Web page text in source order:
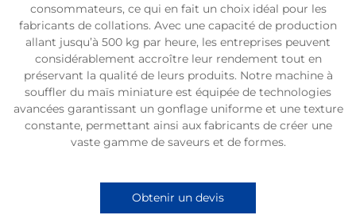
consommateurs, ce qui en fait un choix idéal pour les
fabricants de collations. Avec une capacité de production
allant jusqu’à 500 kg par heure, les entreprises peuvent
considérablement accroître leur rendement tout en
préservant la qualité de leurs produits. Notre machine à
souffler du maïs miniature est équipée de technologies
avancées garantissant un gonflage uniforme et une texture
constante, permettant ainsi aux fabricants de créer une
vaste gamme de saveurs et de formes.
Obtenir un devis